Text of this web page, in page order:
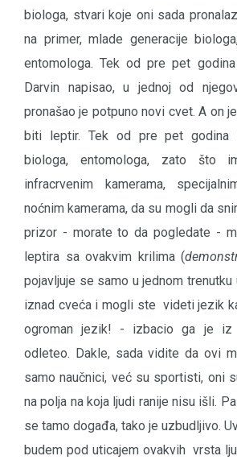
biologa, stvari koje oni sada
na primer, mlade generacije
entomologa. Tek od pre pet
Darvin napisao, u jednoj od
pronašao je potpuno novi cvet. A on
biti leptir. Tek od pre pet godina
biologa, entomologa, zato što
infracrvenim kamerama,
noćnim kamerama, da su mogli da
prizor - morate to da pogledate -
leptira sa ovakvim krilima (
pojavljuje se samo u jednom
iznad cveća i mogli ste videti jezik
ogroman jezik! - izbacio ga je iz
odleteo. Dakle, sada vidite da ovi
samo naučnici, već su sportisti, oni
na polja na koja ljudi ranije nisu išli.
se tamo događa, tako je uzbudljivo.
budem pod uticajem ovakvih vrsta